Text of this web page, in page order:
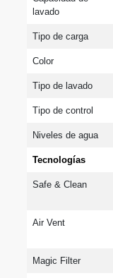
lavado
Tipo de carga
Color
Tipo de lavado
Tipo de control
Niveles de agua
Tecnologías
Safe & Clean
Air Vent
Magic Filter